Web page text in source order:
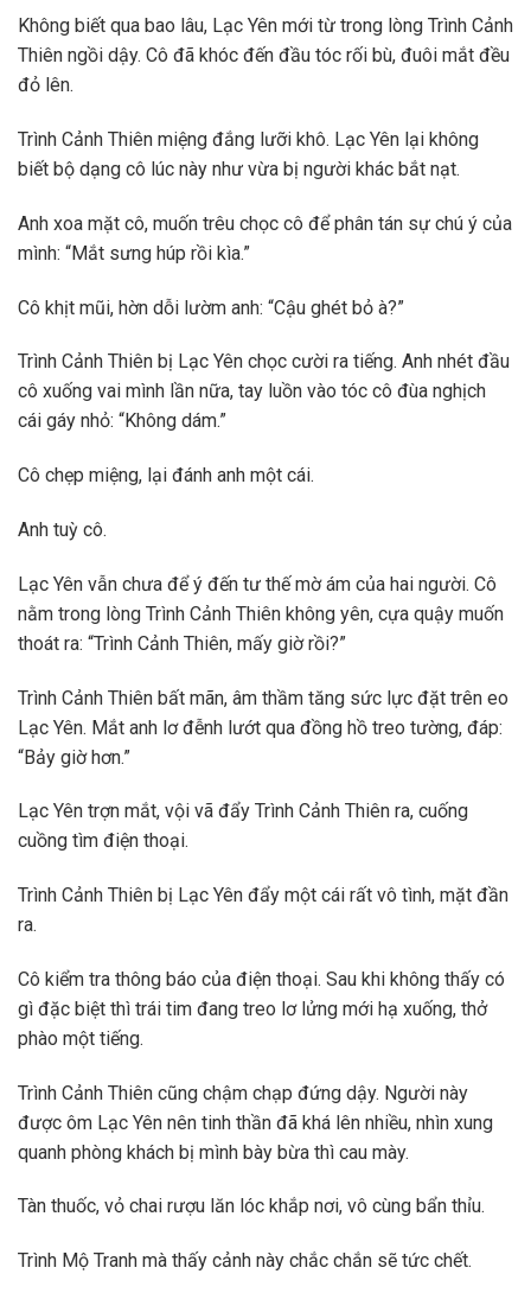
Không biết qua bao lâu, Lạc Yên mới từ trong lòng Trình Cảnh
Thiên ngồi dậy. Cô đã khóc đến đầu tóc rối bù, đuôi mắt đều
đỏ lên.
Trình Cảnh Thiên miệng đắng lưỡi khô. Lạc Yên lại không
biết bộ dạng cô lúc này như vừa bị người khác bắt nạt.
Anh xoa mặt cô, muốn trêu chọc cô để phân tán sự chú ý của
mình: “Mắt sưng húp rồi kìa.”
Cô khịt mũi, hờn dỗi lườm anh: “Cậu ghét bỏ à?”
Trình Cảnh Thiên bị Lạc Yên chọc cười ra tiếng. Anh nhét đầu
cô xuống vai mình lần nữa, tay luồn vào tóc cô đùa nghịch
cái gáy nhỏ: “Không dám.”
Cô chẹp miệng, lại đánh anh một cái.
Anh tuỳ cô.
Lạc Yên vẫn chưa để ý đến tư thế mờ ám của hai người. Cô
nằm trong lòng Trình Cảnh Thiên không yên, cựa quậy muốn
thoát ra: “Trình Cảnh Thiên, mấy giờ rồi?”
Trình Cảnh Thiên bất mãn, âm thầm tăng sức lực đặt trên eo
Lạc Yên. Mắt anh lơ đễnh lướt qua đồng hồ treo tường, đáp:
“Bảy giờ hơn.”
Lạc Yên trợn mắt, vội vã đẩy Trình Cảnh Thiên ra, cuống
cuồng tìm điện thoại.
Trình Cảnh Thiên bị Lạc Yên đẩy một cái rất vô tình, mặt đần
ra.
Cô kiểm tra thông báo của điện thoại. Sau khi không thấy có
gì đặc biệt thì trái tim đang treo lơ lửng mới hạ xuống, thở
phào một tiếng.
Trình Cảnh Thiên cũng chậm chạp đứng dậy. Người này
được ôm Lạc Yên nên tinh thần đã khá lên nhiều, nhìn xung
quanh phòng khách bị mình bày bừa thì cau mày.
Tàn thuốc, vỏ chai rượu lăn lóc khắp nơi, vô cùng bẩn thỉu.
Trình Mộ Tranh mà thấy cảnh này chắc chắn sẽ tức chết.